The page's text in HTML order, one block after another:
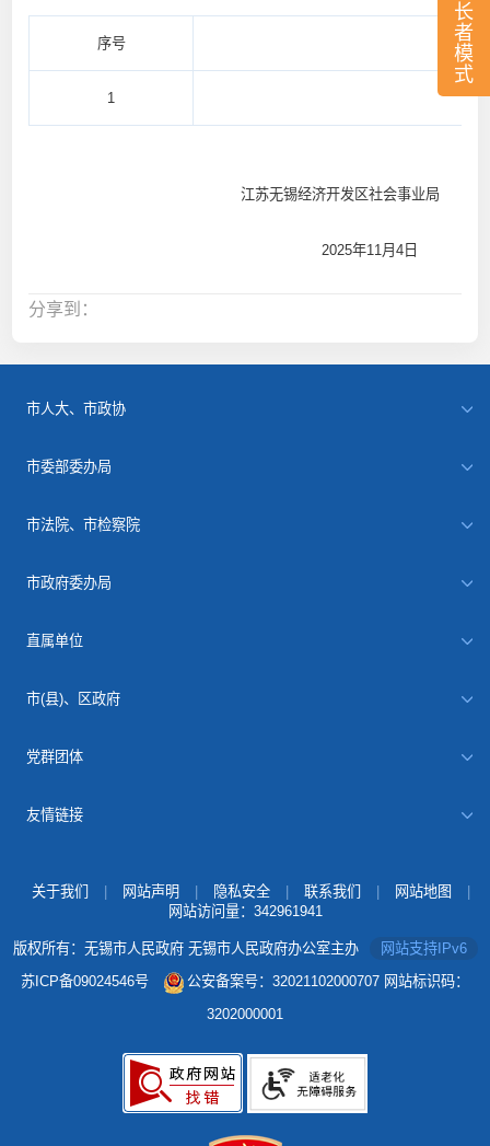
长
者
模
式
序号
1
江苏无锡经济开发区社会事业局
2025年11月4日
分享到：
市人大、市政协
市委部委办局
市法院、市检察院
市政府委办局
直属单位
市(县)、区政府
党群团体
友情链接
关于我们 网站声明 隐私安全 联系我们 网站地图
网站访问量： 342961941
版权所有：无锡市人民政府 无锡市人民政府办公室主办
网站支持IPv6
苏ICP备09024546号
公安备案号：32021102000707 网站标识码：
3202000001